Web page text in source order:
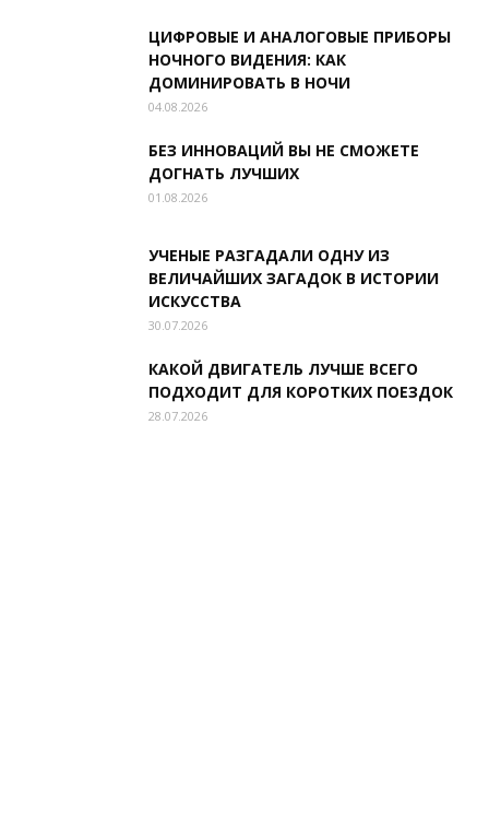
ЦИФРОВЫЕ И АНАЛОГОВЫЕ ПРИБОРЫ
НОЧНОГО ВИДЕНИЯ: КАК
ДОМИНИРОВАТЬ В НОЧИ
04.08.2026
БЕЗ ИННОВАЦИЙ ВЫ НЕ СМОЖЕТЕ
ДОГНАТЬ ЛУЧШИХ
01.08.2026
УЧЕНЫЕ РАЗГАДАЛИ ОДНУ ИЗ
ВЕЛИЧАЙШИХ ЗАГАДОК В ИСТОРИИ
ИСКУССТВА
30.07.2026
КАКОЙ ДВИГАТЕЛЬ ЛУЧШЕ ВСЕГО
ПОДХОДИТ ДЛЯ КОРОТКИХ ПОЕЗДОК
28.07.2026